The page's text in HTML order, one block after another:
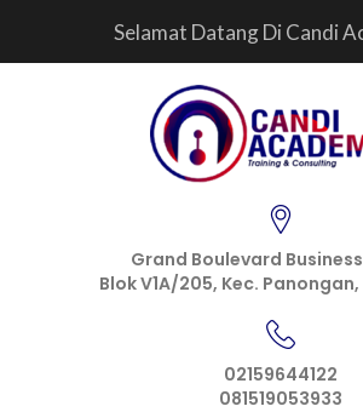
Selamat Datang Di Candi
Grand Boulevard
Blok V1A/205, Kec.
02159644122
081519053933